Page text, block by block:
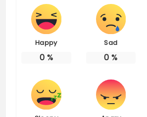
Happy
0 %
Sad
0 %